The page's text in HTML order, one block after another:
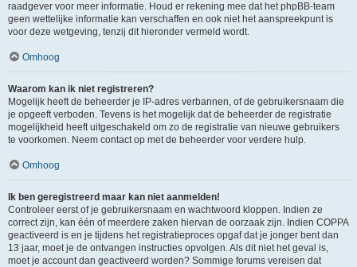
raadgever voor meer informatie. Houd er rekening mee dat het phpBB-team
geen wettelijke informatie kan verschaffen en ook niet het aanspreekpunt is
voor deze wetgeving, tenzij dit hieronder vermeld wordt.
Omhoog
Waarom kan ik niet registreren?
Mogelijk heeft de beheerder je IP-adres verbannen, of de gebruikersnaam die
je opgeeft verboden. Tevens is het mogelijk dat de beheerder de registratie
mogelijkheid heeft uitgeschakeld om zo de registratie van nieuwe gebruikers
te voorkomen. Neem contact op met de beheerder voor verdere hulp.
Omhoog
Ik ben geregistreerd maar kan niet aanmelden!
Controleer eerst of je gebruikersnaam en wachtwoord kloppen. Indien ze
correct zijn, kan één of meerdere zaken hiervan de oorzaak zijn. Indien COPPA
geactiveerd is en je tijdens het registratieproces opgaf dat je jonger bent dan
13 jaar, moet je de ontvangen instructies opvolgen. Als dit niet het geval is,
moet je account dan geactiveerd worden? Sommige forums vereisen dat